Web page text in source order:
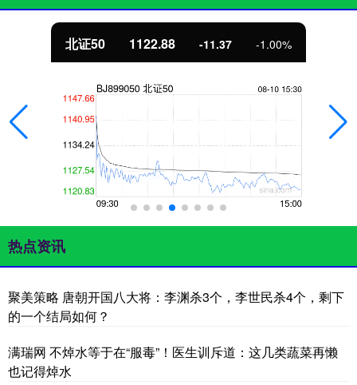
北证50 1122.88 -11.37 -1.00%
热点资讯
聚美策略 唐朝开国八大将：李渊杀3个，李世民杀4个，剩下
的一个结局如何？
满瑞网 不焯水等于在“服毒”！医生训斥道：这几类蔬菜再懒
也记得焯水